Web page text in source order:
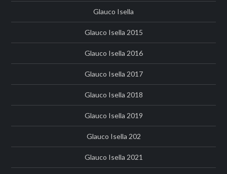
Glauco Isella
Glauco Isella 2015
Glauco Isella 2016
Glauco Isella 2017
Glauco Isella 2018
Glauco Isella 2019
Glauco Isella 202
Glauco Isella 2021